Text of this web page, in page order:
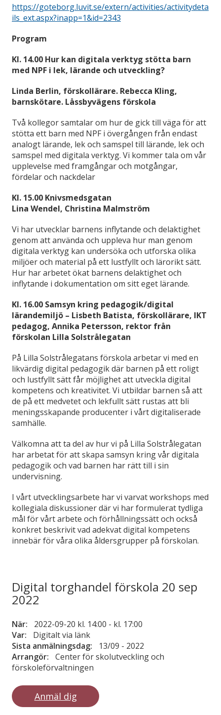
https://goteborg.luvit.se/extern/activities/activitydeta
ils_ext.aspx?inapp=1&id=2343
Program
Kl. 14.00 Hur kan digitala verktyg stötta barn
med NPF i lek, lärande och utveckling?
Linda Berlin, förskollärare. Rebecca Kling,
barnskötare. Låssbyvägens förskola
Två kollegor samtalar om hur de gick till väga för att
stötta ett barn med NPF i övergången från endast
analogt lärande, lek och samspel till lärande, lek och
samspel med digitala verktyg. Vi kommer tala om vår
upplevelse med framgångar och motgångar,
fördelar och nackdelar
Kl. 15.00 Knivsmedsgatan
Lina Wendel, Christina Malmström
Vi har utvecklar barnens inflytande och delaktighet
genom att använda och uppleva hur man genom
digitala verktyg kan undersöka och utforska olika
miljöer och material på ett lustfyllt och lärorikt sätt.
Hur har arbetet ökat barnens delaktighet och
inflytande i dokumentation om sitt eget lärande.
Kl. 16.00 Samsyn kring pedagogik/digital
lärandemiljö – Lisbeth Batista, förskollärare, IKT
pedagog, Annika Petersson, rektor från
förskolan Lilla Solstrålegatan
På Lilla Solstrålegatans förskola arbetar vi med en
likvärdig digital pedagogik där barnen på ett roligt
och lustfyllt sätt får möjlighet att utveckla digital
kompetens och kreativitet. Vi utbildar barnen så att
de på ett medvetet och lekfullt sätt rustas att bli
meningsskapande producenter i vårt digitaliserade
samhälle.
Välkomna att ta del av hur vi på Lilla Solstrålegatan
har arbetat för att skapa samsyn kring vår digitala
pedagogik och vad barnen har rätt till i sin
undervisning.
I vårt utvecklingsarbete har vi varvat workshops med
kollegiala diskussioner där vi har formulerat tydliga
mål för vårt arbete och förhållningssätt och också
konkret beskrivit vad adekvat digital kompetens
innebär för våra olika åldersgrupper på förskolan.
Digital torghandel förskola 20 sep
2022
När:
2022-09-20 kl. 14:00 - kl. 17:00
Var:
Digitalt via länk
Sista anmälningsdag:
13/09 - 2022
Arrangör:
Center för skolutveckling och
förskoleförvaltningen
Anmäl dig